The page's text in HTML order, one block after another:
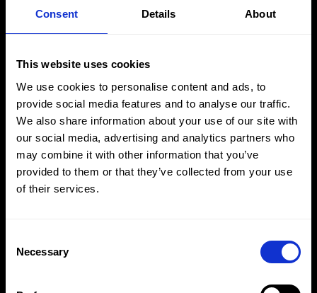
Consent Details About
This website uses cookies
We use cookies to personalise content and ads, to
provide social media features and to analyse our traffic.
We also share information about your use of our site with
our social media, advertising and analytics partners who
may combine it with other information that you’ve
provided to them or that they’ve collected from your use
of their services.
Selection
Necessary
estricto control de calidad de Hi-Force.
La gama Hi-Force de la serie JAH de gatos de aluminio
ligeros incluye actualmente 18 modelos con una
capacidad de elevación de 20, 30 y 60 toneladas, con
una altura de elevación de 152 mm o 305 mm y opción
de modelos con uñas para la elevación con pedal y
diseño de estos gatos los hace muy útiles en una amplia